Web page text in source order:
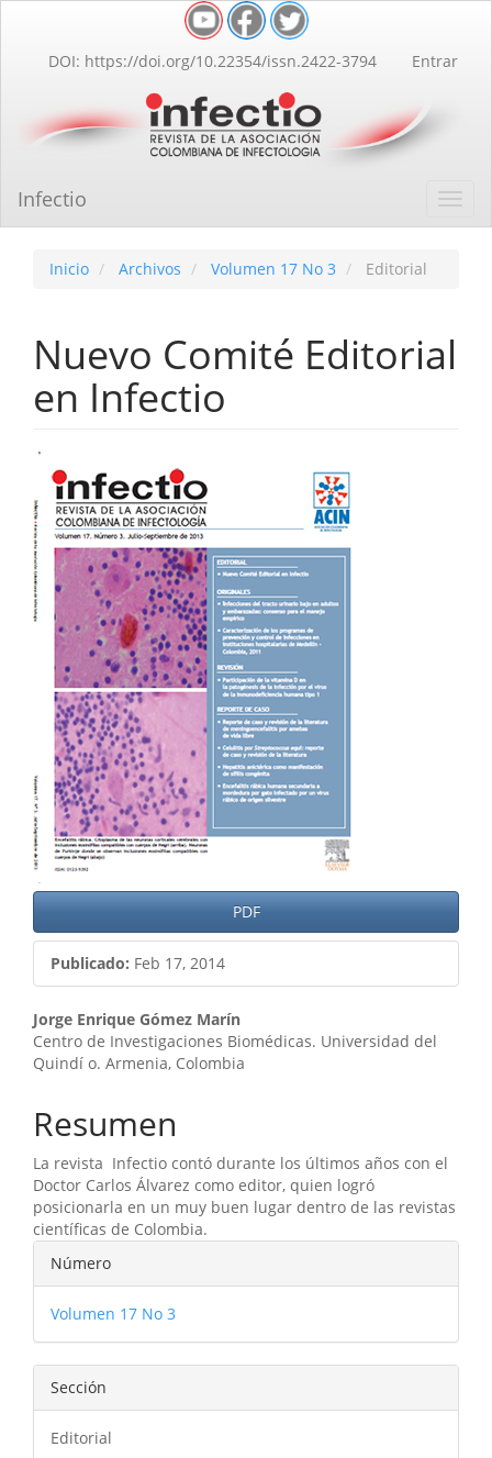
Contenido
principal
lateral
DOI: https://doi.org/10.22354/issn.2422-3794 Entrar
Infectio
Inicio Archivos Volumen 17 No 3 Editorial
Nuevo Comité Editorial
en Infectio
Barra
lateral
del
artículo
PDF
Publicado: Feb 17, 2014
Contenido
principal
artículo
Jorge Enrique Gómez Marín
Centro de Investigaciones Biomédicas. Universidad del
Quindí o. Armenia, Colombia
Resumen
La revista Infectio contó durante los últimos años con el
Doctor Carlos Álvarez como editor, quien logró
posicionarla en un muy buen lugar dentro de las revistas
científicas de Colombia.
Detalles
del
artículo
Número
Volumen 17 No 3
Sección
Editorial